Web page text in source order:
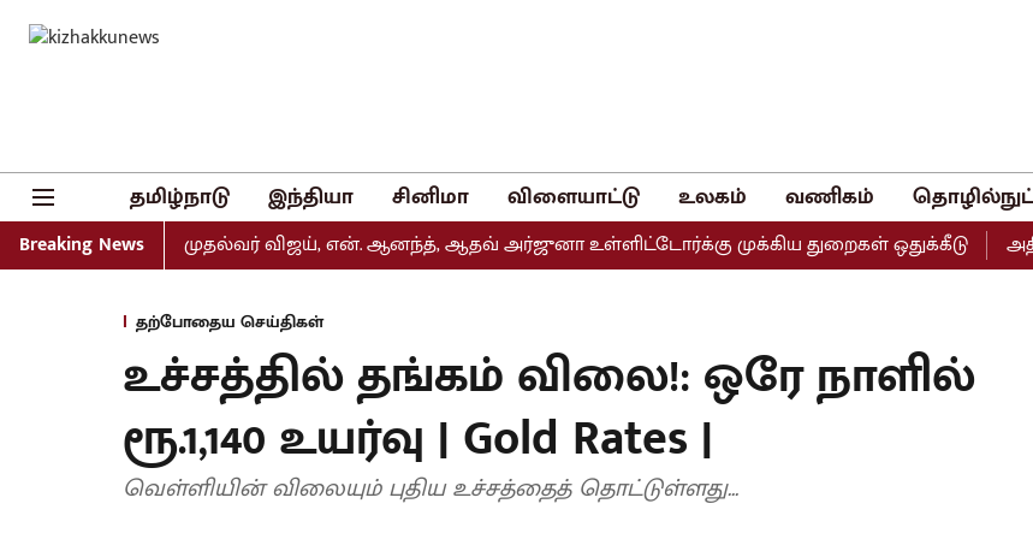
தமிழ்நாடு இந்தியா சினிமா விளையாட்டு உலகம் வணிகம்
Breaking News
வெளியீடு: முதல்வர் விஜய், என். ஆனந்த், ஆதவ் அர்ஜுனா உள்ளிட்டோர்க்கு முக்கிய துறைகள் ஒதுக்கீடு
தற்போதைய செய்திகள்
உச்சத்தில் தங்கம் விலை!: ஒரே நாளில்
ரூ.1,140 உயர்வு | Gold Rates |
வெள்ளியின் விலையும் புதிய உச்சத்தைத் தொட்டுள்ளது...